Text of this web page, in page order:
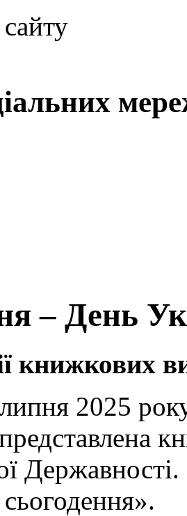
– День
ї книжкових
2025
сьогодення».